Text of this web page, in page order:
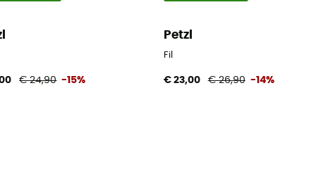
€ 24,90 -15%
Petzl
Fil
€ 23,00 € 26,90 -14%